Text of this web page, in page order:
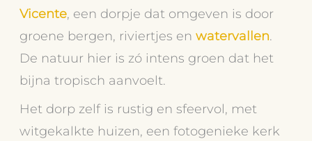
Vicente, een dorpje dat omgeven is door
groene bergen, riviertjes enwatervallen.
De natuur hier is zó intens groen dat het
bijna tropisch aanvoelt.
Het dorp zelf is rustig en sfeervol, met
witgekalkte huizen, een fotogenieke kerk